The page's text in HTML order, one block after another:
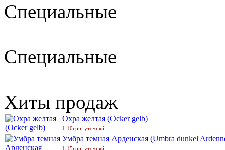
Специальные
Специальные
Хиты продаж
Охра желтая (Ocker gelb)
1.10грн, уточняй
Умбра темная Арденская (Umbra dunkel
1.15грн, уточняй